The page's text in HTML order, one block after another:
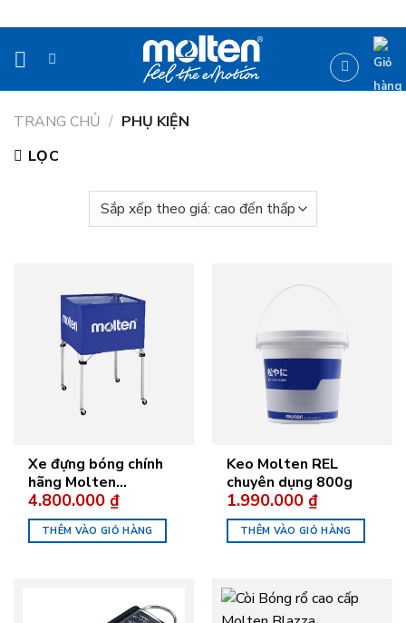
qua
TRANG CHỦ / PHỤ KIỆN
LỌC
Xe đựng bóng chính
hãng Molten
BK0012-B
4.800.000₫
THÊM VÀO GIỎ HÀNG
Keo Molten REL
chuyên dụng 800g
1.990.000₫
THÊM VÀO GIỎ HÀNG